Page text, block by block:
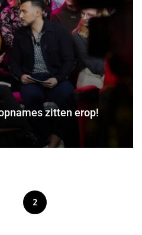
zitten erop!
Berichten
paginering
2